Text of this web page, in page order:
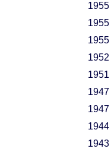
1955
1955
1955
1952
1951
1947
1947
1944
1943